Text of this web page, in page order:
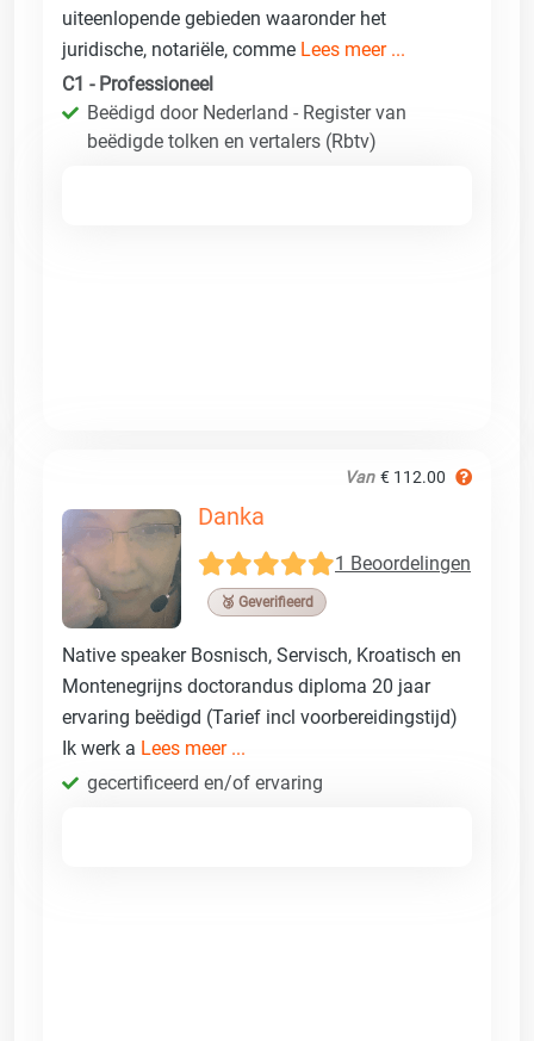
uiteenlopende gebieden waaronder het
juridische, notariële, comme Lees meer ...
C1 - Professioneel
Beëdigd door Nederland - Register van
beëdigde tolken en vertalers (Rbtv)
Van € 112.00
Danka
1 Beoordelingen
🥉 Geverifieerd
Native speaker Bosnisch, Servisch, Kroatisch en
Montenegrijns doctorandus diploma 20 jaar
ervaring beëdigd (Tarief incl voorbereidingstijd)
Ik werk a Lees meer ...
gecertificeerd en/of ervaring